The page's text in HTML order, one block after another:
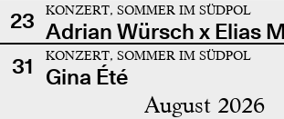
23
KONZERT, SOMMER IM SÜDPOL
Adrian Würsch x Elias
31
KONZERT, SOMMER IM SÜDPOL
Gina Été
August 2026